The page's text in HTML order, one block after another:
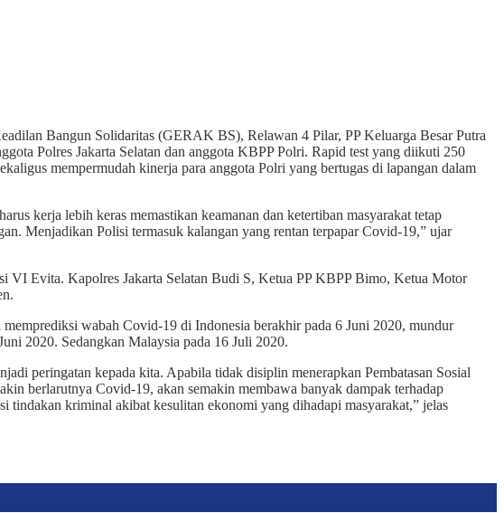
Bangun Solidaritas (GERAK BS), Relawan 4 Pilar, PP Keluarga Besar Putra
Polres Jakarta Selatan dan anggota KBPP Polri. Rapid test yang diikuti 250
mempermudah kinerja para anggota Polri yang bertugas di lapangan dalam
kerja lebih keras memastikan keamanan dan ketertiban masyarakat tetap
Menjadikan Polisi termasuk kalangan yang rentan terpapar Covid-19,” ujar
Evita. Kapolres Jakarta Selatan Budi S, Ketua PP KBPP Bimo, Ketua Motor
wabah Covid-19 di Indonesia berakhir pada 6 Juni 2020, mundur
2020. Sedangkan Malaysia pada 16 Juli 2020.
peringatan kepada kita. Apabila tidak disiplin menerapkan Pembatasan Sosial
berlarutnya Covid-19, akan semakin membawa banyak dampak terhadap
tindakan kriminal akibat kesulitan ekonomi yang dihadapi masyarakat,” jelas